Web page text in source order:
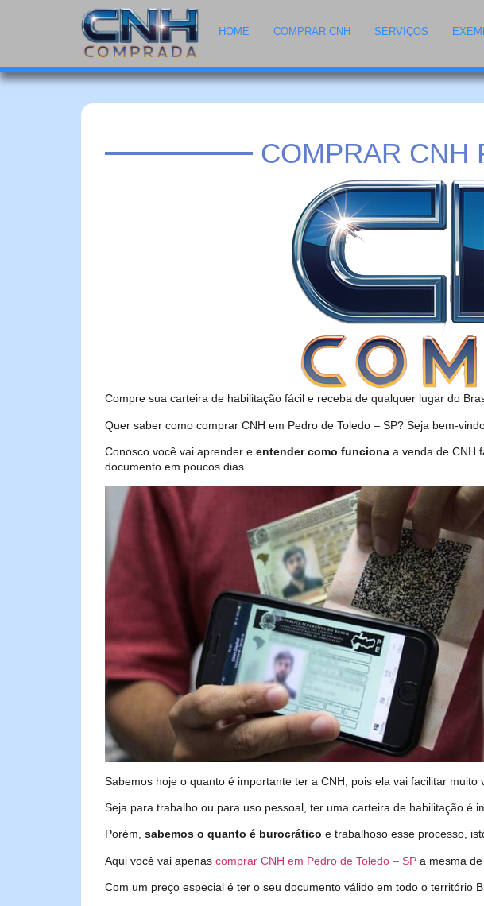
HOME COMPRAR CNH SERVIÇOS
COMPRAR CNH
Compre sua carteira de habilitação fácil e receba de qualquer lugar do
Quer saber como comprar CNH em Pedro de Toledo – SP? Seja bem-
Conosco você vai aprender e entender como funciona a venda de CNH
documento em poucos dias.
Sabemos hoje o quanto é importante ter a CNH, pois ela vai facilitar muito
Seja para trabalho ou para uso pessoal, ter uma carteira de habilitação é
Porém, sabemos o quanto é burocrático e trabalhoso esse processo,
Aqui você vai apenas comprar CNH em Pedro de Toledo – SP a mesma
Com um preço especial é ter o seu documento válido em todo o território